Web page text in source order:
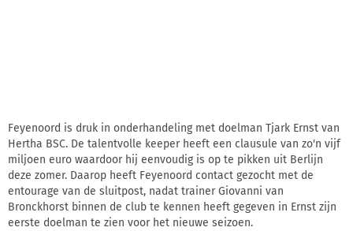
Feyenoord is druk in onderhandeling met doelman Tjark Ernst van
Hertha BSC. De talentvolle keeper heeft een clausule van zo'n vijf
miljoen euro waardoor hij eenvoudig is op te pikken uit Berlijn
deze zomer. Daarop heeft Feyenoord contact gezocht met de
entourage van de sluitpost, nadat trainer Giovanni van
Bronckhorst binnen de club te kennen heeft gegeven in Ernst zijn
eerste doelman te zien voor het nieuwe seizoen.